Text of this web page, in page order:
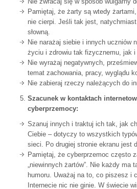
Pamiętaj, że żarty są wtedy
nie cierpi. Jeśli tak jest,
słowną.
Nie narażaj siebie i innych uczniów
życiu i zdrowiu tak fizycznemu, jak i
Nie wyrażaj negatywnych,
temat zachowania, pracy, wyglądu
Nie zabieraj rzeczy należących do
Szacunek w kontaktach
cyberprzemocy:
Szanuj innych i traktuj ich tak, jak
Ciebie – dotyczy to wszystkich
sieci. Po drugiej stronie ekranu jest
Pamiętaj, że cyberprzemoc często
„niewinnych żartów”. Nie każdy ma
humoru. Uważaj na to, co piszesz i
Internecie nic nie ginie. W świecie